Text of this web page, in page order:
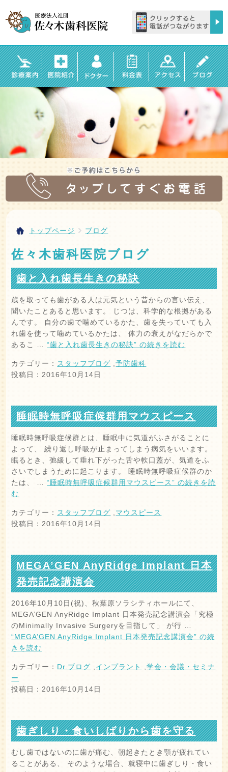
トップページ ブログ
佐々木歯科医院ブログ
歯と入れ歯長生きの秘訣
歳を取っても歯がある人は元気という昔からの言い伝え、
聞いたことあると思います。 じつは、科学的な根拠がある
んです。 自分の歯で噛めているかた、歯を失っていても入
れ歯を使って噛めているかたは、 体力の衰えがなだらかで
あるこ …“歯と入れ歯長生きの秘訣” の続きを読む
カテゴリー： スタッフブログ ,予防歯科
投稿日：2016年10月14日
睡眠時無呼吸症候群用マウスピース
睡眠時無呼吸症候群とは、睡眠中に気道がふさがることに
よって、 繰り返し呼吸が止まってしまう病気をいいます。
眠るとき、弛緩して垂れ下がった舌や軟口蓋が、気道をふ
さいでしまうために起こります。 睡眠時無呼吸症候群のか
たは、 …“睡眠時無呼吸症候群用マウスピース” の続きを読
む
カテゴリー： スタッフブログ ,マウスピース
投稿日：2016年10月14日
MEGA’GEN AnyRidge Implant 日本
発売記念講演会
2016年10月10日(祝)、秋葉原ソラシティホールにて、
MEGA’GEN AnyRidge Implant 日本発売記念講演会「究極
のMinimally Invasive Surgeryを目指して」 が行 …
“MEGA’GEN AnyRidge Implant 日本発売記念講演会” の続
きを読む
カテゴリー： Dr.ブログ ,インプラント ,学会・会議・セミナ
ー
投稿日：2016年10月14日
歯ぎしり・食いしばりから歯を守る
むし歯ではないのに歯が痛む、朝起きたとき顎が疲れてい
ることがある、 そのような場合、就寝中に歯ぎしり・食い